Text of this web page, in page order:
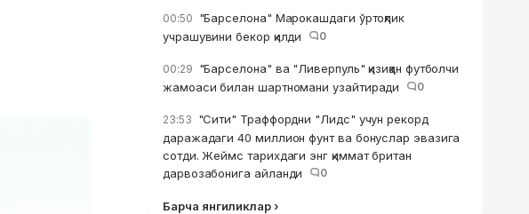
00:50 "Барселона" Марокашдаги ўртоқлик
учрашувини бекор қилди
0
00:29 "Барселона" ва "Ливерпуль" қизиққан футболчи
жамоаси билан шартномани узайтиради
0
23:53 "Сити" Траффордни "Лидс" учун рекорд
даражадаги 40 миллион фунт ва бонуслар эвазига
сотди. Жеймс тарихдаги энг қиммат британ
дарвозабонига айланди
0
Барча янгиликлар ›